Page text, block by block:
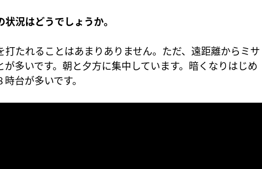
況はどうでしょうか。
打たれることはあまりありません。ただ、遠距離からミサ
が多いです。朝と夕方に集中しています。暗くなりはじめ
台が多いです。